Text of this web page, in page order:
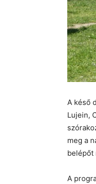
A késő
Lujein,
meg a
belépőt
A